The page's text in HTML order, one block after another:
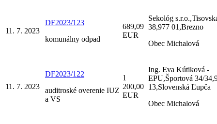
11. 7. 2023
DF2023/123
komunálny odpad
689,09
EUR
Sekológ
38,977 01,Brezno
Obec Michalová
11. 7. 2023
DF2023/122
auditroské overenie IUZ
a VS
1
200,00
EUR
Ing. Eva Kútiková -
EPU,Športová 34/
13,Slovenská Ľupča
Obec Michalová